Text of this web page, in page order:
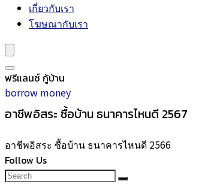
เกี่ยวกับเรา
โฆษณากับเรา
ฟรีแลนซ์ กู้บ้าน
borrow money
อาชีพอิสระ ซื้อบ้าน ธนาคารไหนดี 2567
อาชีพอิสระ ซื้อบ้าน ธนาคารไหนดี 2566
Follow Us